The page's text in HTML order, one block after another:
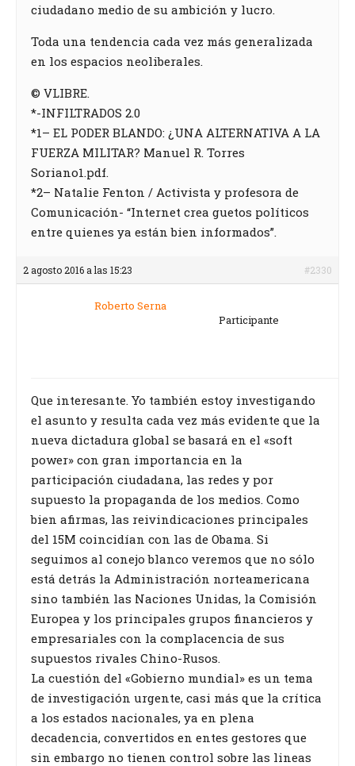
ciudadano medio de su ambición y lucro.
Toda una tendencia cada vez más generalizada
en los espacios neoliberales.
© VLIBRE.
*-INFILTRADOS 2.0
*1– EL PODER BLANDO: ¿UNA ALTERNATIVA A LA
FUERZA MILITAR? Manuel R. Torres
Soriano1.pdf.
*2– Natalie Fenton / Activista y profesora de
Comunicación- “Internet crea guetos políticos
entre quienes ya están bien informados”.
2 agosto 2016 a las 15:23 #2330
Roberto Serna
Participante
Que interesante. Yo también estoy investigando
el asunto y resulta cada vez más evidente que la
nueva dictadura global se basará en el «soft
power» con gran importancia en la
participación ciudadana, las redes y por
supuesto la propaganda de los medios. Como
bien afirmas, las reivindicaciones principales
del 15M coincidían con las de Obama. Si
seguimos al conejo blanco veremos que no sólo
está detrás la Administración norteamericana
sino también las Naciones Unidas, la Comisión
Europea y los principales grupos financieros y
empresariales con la complacencia de sus
supuestos rivales Chino-Rusos.
La cuestión del «Gobierno mundial» es un tema
de investigación urgente, casi más que la crítica
a los estados nacionales, ya en plena
decadencia, convertidos en entes gestores que
sin embargo no tienen control sobre las lineas